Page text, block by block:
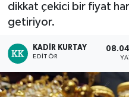
dikkat çekici bir fiyat
getiriyor.
KADIR KURTAY
EDITÖR
Kadın
Magazin
Yaşam